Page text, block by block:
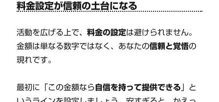
料金設定が信頼の土台になる
活動を広げる上で、料金の設定は避けられません。
金額は単なる数字ではなく、あなたの信頼と覚悟の
現れです。
最初に「この金額なら自信を持って提供できる 」と